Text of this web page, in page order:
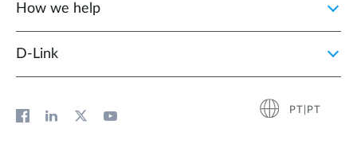
How we help
D‑Link
PT|PT